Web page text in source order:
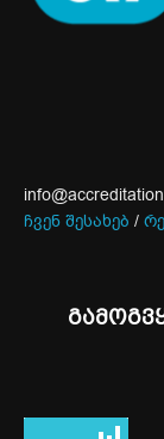
ჩვენ შესახებ /